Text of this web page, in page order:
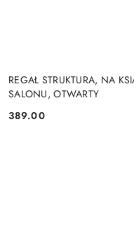
REGAŁ STRUKTURA, NA
SALONU, OTWARTY
Cena:
389.00